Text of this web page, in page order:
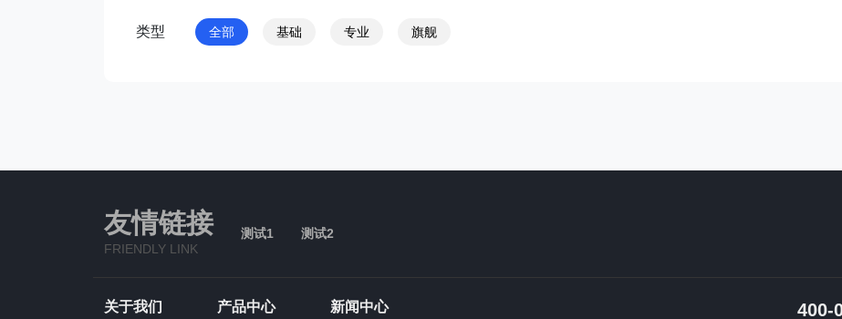
类型 全部 基础 专业 旗舰
友情链接
FRIENDLY LINK
测试1 测试2
关于我们 产品中心 新闻中心 400-